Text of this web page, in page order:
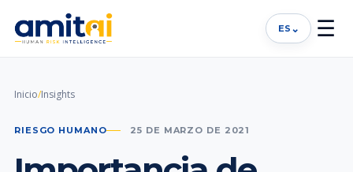
ES ⌄ ☰
Inicio/Insights
RIESGO HUMANO 25 DE MARZO DE 2021